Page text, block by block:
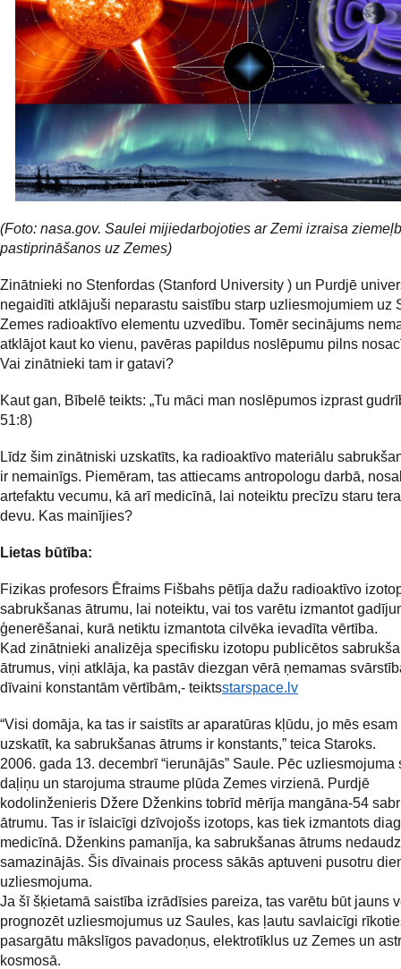
(Foto: nasa.gov. Saulei mijiedarbojoties ar Zemi izraisa
pastiprināšanos uz Zemes)
Zinātnieki no Stenfordas (Stanford University ) un Purdjē
negaidīti atklājuši neparastu saistību starp uzliesmojumiem uz
Zemes radioaktīvo elementu uzvedību. Tomēr secinājums
atklājot kaut ko vienu, pavēras papildus noslēpumu pilns
Vai zinātnieki tam ir gatavi?
Kaut gan, Bībelē teikts: „Tu māci man noslēpumos izprast
51:8)
Līdz šim zinātniski uzskatīts, ka radioaktīvo materiālu
ir nemainīgs. Piemēram, tas attiecams antropologu darbā,
artefaktu vecumu, kā arī medicīnā, lai noteiktu precīzu staru
devu. Kas mainījies?
Lietas būtība:
Fizikas profesors Ēfraims Fišbahs pētīja dažu radioaktīvo
sabrukšanas ātrumu, lai noteiktu, vai tos varētu izmantot
ģenerēšanai, kurā netiktu izmantota cilvēka ievadīta vērtība.
Kad zinātnieki analizēja specifisku izotopu publicētos
ātrumus, viņi atklāja, ka pastāv diezgan vērā ņemamas
dīvaini konstantām vērtībām,- teiktsstarspace.lv
“Visi domāja, ka tas ir saistīts ar aparatūras kļūdu, jo mēs
uzskatīt, ka sabrukšanas ātrums ir konstants,” teica Staroks.
2006. gada 13. decembrī “ierunājās” Saule. Pēc uzliesmojuma
daļiņu un starojuma straume plūda Zemes virzienā. Purdjē
kodolinženieris Džere Dženkins tobrīd mērīja mangāna-54
ātrumu. Tas ir īslaicīgi dzīvojošs izotops, kas tiek izmantots
medicīnā. Dženkins pamanīja, ka sabrukšanas ātrums nedaudz
samazinājās. Šis dīvainais process sākās aptuveni pusotru
uzliesmojuma.
Ja šī šķietamā saistība izrādīsies pareiza, tas varētu būt jauns
prognozēt uzliesmojumus uz Saules, kas ļautu savlaicīgi
pasargātu mākslīgos pavadoņus, elektrotīklus uz Zemes un
kosmosā.